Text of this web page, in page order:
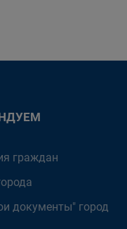
граждан
документы" город